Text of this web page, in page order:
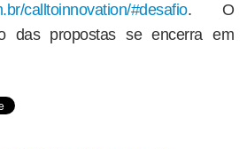
calltoinnovation/#desafio. O
das propostas se encerra em